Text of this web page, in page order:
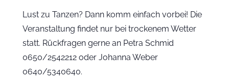
Lust zu Tanzen? Dann komm einfach vorbei! Die
Veranstaltung findet nur bei trockenem Wetter
statt. Rückfragen gerne an Petra Schmid
0650/2542212 oder Johanna Weber
0640/5340640.